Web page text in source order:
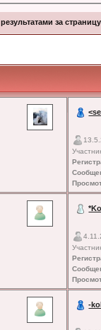
результатами за страницу
-